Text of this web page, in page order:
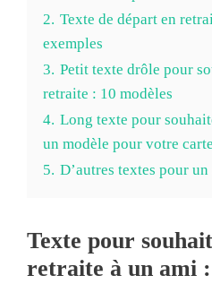
2. Texte de départ en
exemples
3. Petit texte drôle pour
retraite : 10 modèles
4. Long texte pour
un modèle pour votre
5. D’autres textes pour
Texte pour
retraite à un ami :